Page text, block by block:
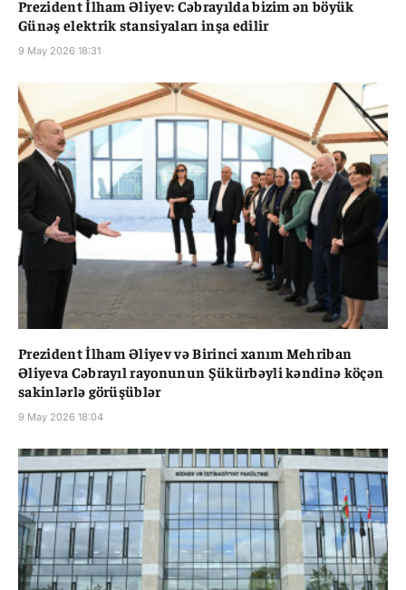
Prezident İlham Əliyev: Cəbrayılda bizim ən böyük
Günəş elektrik stansiyaları inşa edilir
9 May 2026 18:31
Prezident İlham Əliyev və Birinci xanım Mehriban
Əliyeva Cəbrayıl rayonunun Şükürbəyli kəndinə köçən
sakinlərlə görüşüblər
9 May 2026 18:04